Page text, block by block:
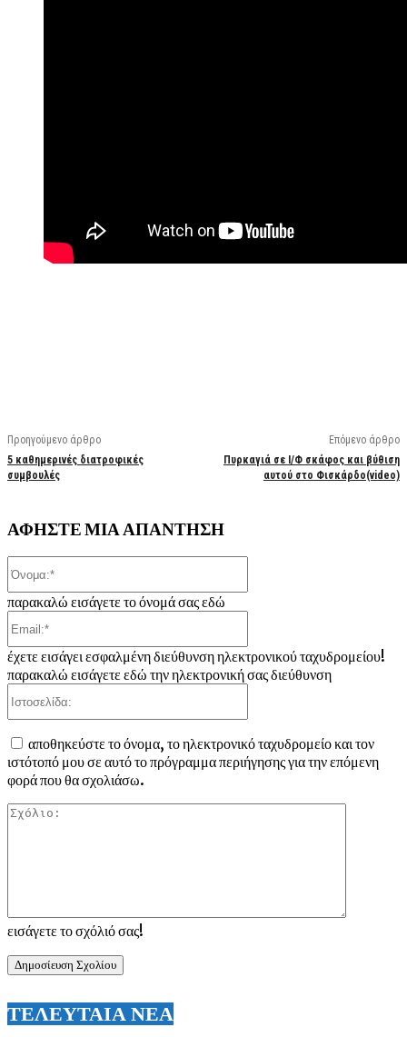
Προηγούμενο άρθρο
5 καθημερινές διατροφικές
συμβουλές
Επόμενο άρθρο
Πυρκαγιά σε Ι/Φ σκάφος και βύθιση
αυτού στο Φισκάρδο(video)
ΑΦΗΣΤΕ ΜΙΑ ΑΠΑΝΤΗΣΗ
εισάγετε το σχόλιό σας!
παρακαλώ εισάγετε το όνομά σας εδώ
έχετε εισάγει εσφαλμένη διεύθυνση ηλεκτρονικού ταχυδρομείου!
παρακαλώ εισάγετε εδώ την ηλεκτρονική σας διεύθυνση
αποθηκεύστε το όνομα, το ηλεκτρονικό ταχυδρομείο και τον
ιστότοπό μου σε αυτό το πρόγραμμα περιήγησης για την επόμενη
φορά που θα σχολιάσω.
ΤΕΛΕΥΤΑΙΑ ΝΕΑ